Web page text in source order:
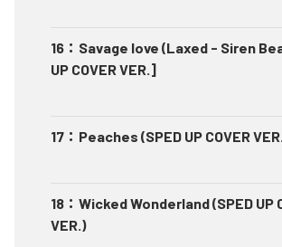
16 ： Savage love (Laxed - Siren
UP COVER VER.]
17 ： Peaches (SPED UP COVER
18 ： Wicked Wonderland (SPED UP
VER.)